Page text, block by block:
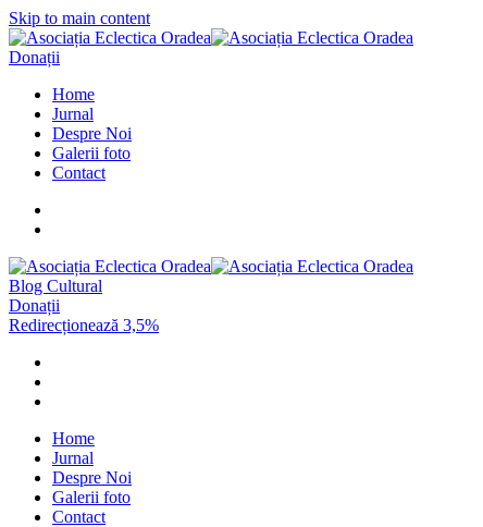
Skip to main content
Donații
Home
Jurnal
Despre Noi
Galerii foto
Contact
Blog Cultural
Donații
Redirecționează 3,5%
Home
Jurnal
Despre Noi
Galerii foto
Contact